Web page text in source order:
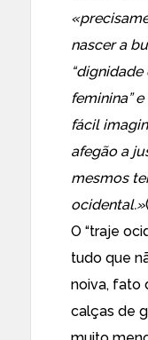
nascer a
feminina” e
fácil
afegão a
mesmos
ocidental.»
O “traje
tudo que
noiva, fato
calças de